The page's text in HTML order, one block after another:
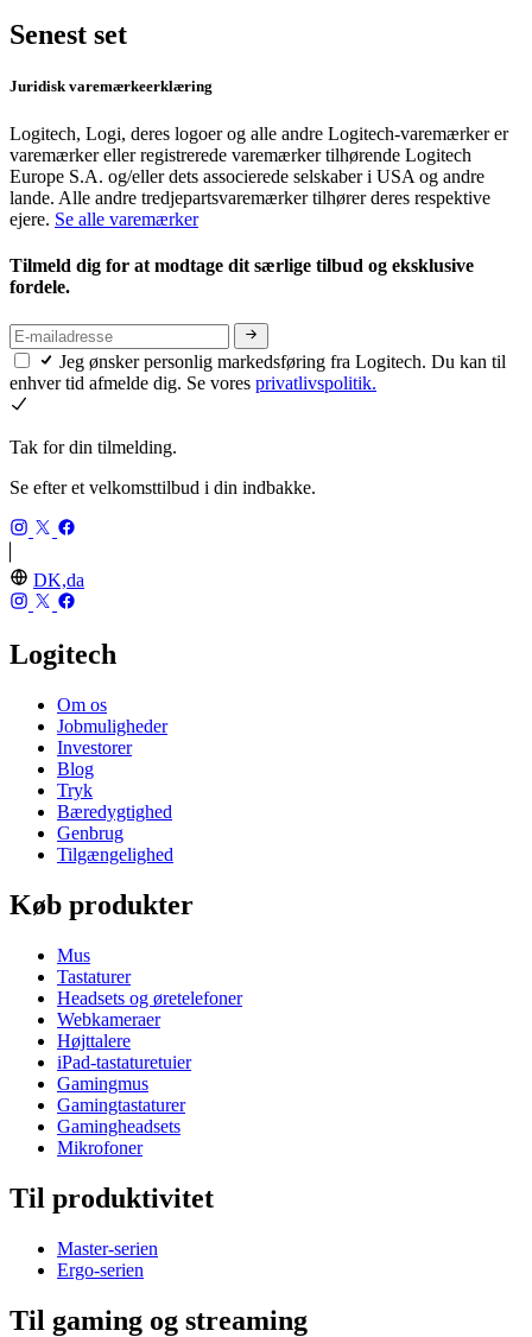
Senest set
Juridisk varemærkeerklæring
Logitech, Logi, deres logoer og alle andre Logitech-varemærker er
varemærker eller registrerede varemærker tilhørende Logitech
Europe S.A. og/eller dets associerede selskaber i USA og andre
lande. Alle andre tredjepartsvaremærker tilhører deres respektive
ejere. Se alle varemærker
Tilmeld dig for at modtage dit særlige tilbud og eksklusive
fordele.
Jeg ønsker personlig markedsføring fra Logitech. Du kan til
enhver tid afmelde dig. Se vores privatlivspolitik.
Tak for din tilmelding.
Se efter et velkomsttilbud i din indbakke.
DK,da
Logitech
Om os
Jobmuligheder
Investorer
Blog
Tryk
Bæredygtighed
Genbrug
Tilgængelighed
Køb produkter
Mus
Tastaturer
Headsets og øretelefoner
Webkameraer
Højttalere
iPad-tastaturetuier
Gamingmus
Gamingtastaturer
Gamingheadsets
Mikrofoner
Til produktivitet
Master-serien
Ergo-serien
Til gaming og streaming